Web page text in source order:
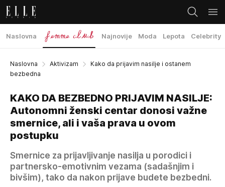
Naslovna Najnovije Moda Lepota Celebrity
Naslovna Aktivizam
Kako da prijavim nasilje i ostanem
bezbedna
KAKO DA BEZBEDNO PRIJAVIM NASILJE:
Autonomni ženski centar donosi važne
smernice, ali i vaša prava u ovom
postupku
Smernice za prijavljivanje nasilja u porodici i
partnersko-emotivnim vezama (sadašnjim i
bivšim), tako da nakon prijave budete bezbedni.